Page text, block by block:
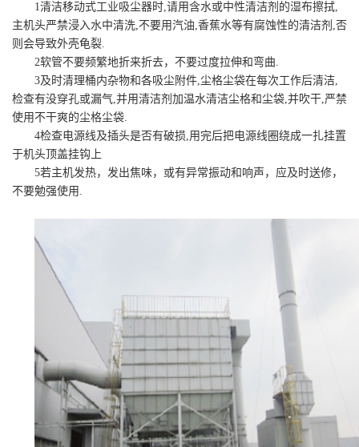
1清洁移动式工业吸尘器时,请用含水或中性清洁剂的湿布擦拭,
主机头严禁浸入水中清洗,不要用汽油,香蕉水等有腐蚀性的清洁剂,否
则会导致外壳龟裂.
2软管不要频繁地折来折去，不要过度拉伸和弯曲.
3及时清理桶内杂物和各吸尘附件,尘格尘袋在每次工作后清洁,
检查有没穿孔或漏气,并用清洁剂加温水清洁尘格和尘袋,并吹干,严禁
使用不干爽的尘格尘袋.
4检查电源线及插头是否有破损,用完后把电源线圈绕成一扎挂置
于机头顶盖挂钩上
5若主机发热，发出焦味，或有异常振动和响声，应及时送修，
不要勉强使用.